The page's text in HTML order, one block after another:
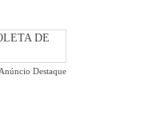
Destaque